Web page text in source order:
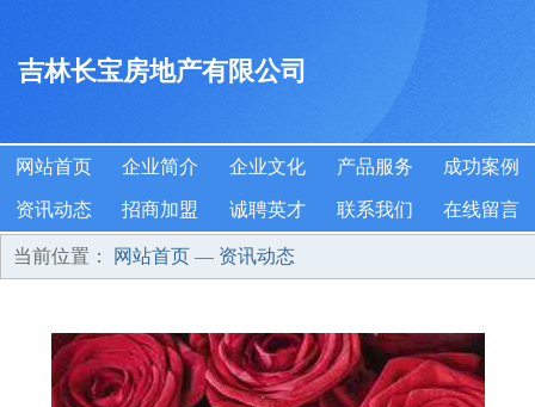
吉林长宝房地产有限公司
网站首页 企业简介 企业文化 产品服务 成功案例
资讯动态 招商加盟 诚聘英才 联系我们 在线留言
当前位置： 网站首页 — 资讯动态